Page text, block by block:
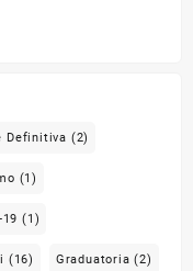
Definitiva (2)
(1)
19 (1)
(16) Graduatoria (2)